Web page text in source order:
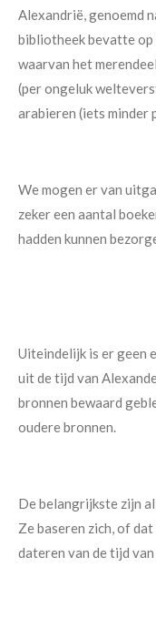
Alexandrië, genoemd
bibliotheek bevatte
waarvan het
(per ongeluk
arabieren (iets minder
We mogen er van
zeker een aantal
hadden kunnen
Uiteindelijk is er geen
uit de tijd van
bronnen bewaard
oudere bronnen.
De belangrijkste zijn
Ze baseren zich, of
dateren van de tijd